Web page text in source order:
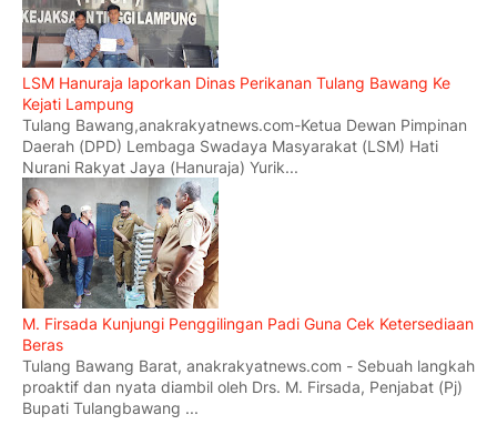
LSM Hanuraja laporkan Dinas Perikanan Tulang Bawang Ke
Kejati Lampung
Tulang Bawang,anakrakyatnews.com-Ketua Dewan Pimpinan
Daerah (DPD) Lembaga Swadaya Masyarakat (LSM) Hati
Nurani Rakyat Jaya (Hanuraja) Yurik...
M. Firsada Kunjungi Penggilingan Padi Guna Cek Ketersediaan
Beras
Tulang Bawang Barat, anakrakyatnews.com - Sebuah langkah
proaktif dan nyata diambil oleh Drs. M. Firsada, Penjabat (Pj)
Bupati Tulangbawang ...